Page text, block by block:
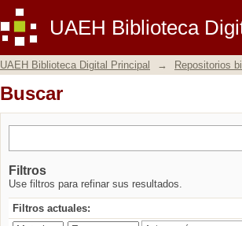
UAEH Biblioteca
Buscar
UAEH Biblioteca Digital Principal → Repositorios
Buscar
Filtros
Use filtros para refinar sus resultados.
Filtros actuales: